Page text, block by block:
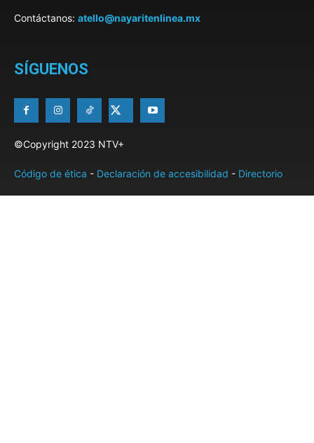
Contáctanos: atello@nayaritenlinea.mx
SÍGUENOS
©Copyright 2023 NTV+
Código de ética - Declaración de accesibilidad - Directorio